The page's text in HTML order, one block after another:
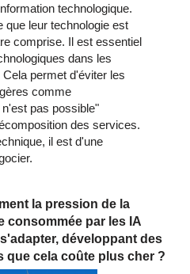
technologique.
que leur technologie est
comprise. Il est essentiel
dans les
permet d'éviter les
comme
pas possible"
des services.
il est d'une
la pression de la
consommée par les IA
développant des
cela coûte plus cher ?